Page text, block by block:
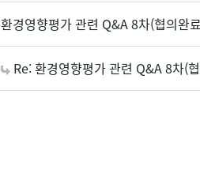
환경영향평가 관련 Q&A 8차(협의완
Re: 환경영향평가 관련 Q&A 8차(